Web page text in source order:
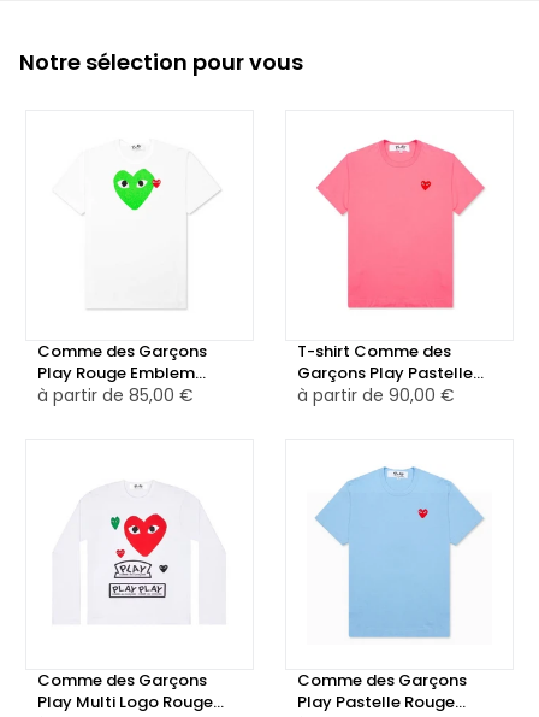
Notre sélection pour vous
Comme des Garçons
Play Rouge Emblem
Heart T-shirt Blanc/Vert
à partir de 85,00 €
T-shirt Comme des
Garçons Play Pastelle
Rouge Emblem Rose
à partir de 90,00 €
Comme des Garçons
Play Multi Logo Rouge
Comme des Garçons
Play Pastelle Rouge